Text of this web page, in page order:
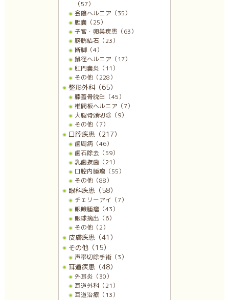
（57）
会陰ヘルニア（35）
胆嚢（25）
子宮・卵巣疾患（63）
膀胱結石（23）
断脚（4）
鼠径ヘルニア（17）
肛門嚢炎（11）
その他（228）
整形外科（65）
膝蓋骨脱臼（45）
椎間板ヘルニア（7）
大腿骨頭切除（9）
その他（7）
口腔疾患（217）
歯周病（46）
歯石除去（59）
乳歯抜歯（21）
口腔内腫瘍（55）
その他（88）
眼科疾患（58）
チェリーアイ（7）
眼瞼腫瘤（43）
眼球摘出（6）
その他（2）
皮膚疾患（41）
その他（15）
声帯切除手術（3）
耳道疾患（48）
外耳炎（30）
耳道外科（21）
耳道治療（13）